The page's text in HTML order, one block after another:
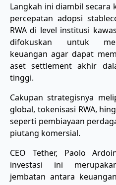
Langkah ini diambil
percepatan adopsi
RWA di level institusi
difokuskan untuk
keuangan agar dapat
aset settlement akhir
tinggi.
Cakupan strategisnya
global, tokenisasi RWA,
seperti pembiayaan
piutang komersial.
​CEO Tether, Paolo
investasi ini
jembatan antara